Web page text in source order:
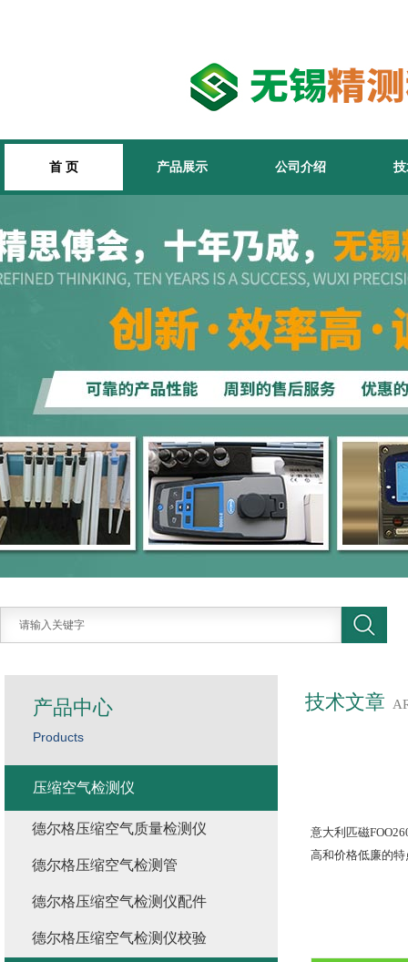
首 页 产品展示 公司介绍
技术文章
意大利匹磁
高和价格低廉的特
产品中心
Products
压缩空气检测仪
德尔格压缩空气质量检测仪
德尔格压缩空气检测管
德尔格压缩空气检测仪配件
德尔格压缩空气检测仪校验